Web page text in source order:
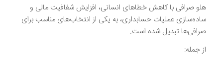
هلو صرافی با کاهش خطاهای انسانی، افزایش شفافیت مالی و
ساده‌سازی عملیات حسابداری، به یکی از انتخاب‌های مناسب برای
صرافی‌ها تبدیل شده است.
از جمله: